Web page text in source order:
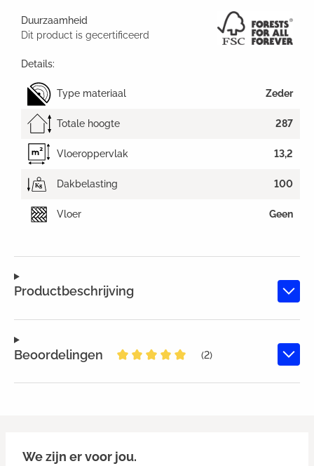
Productbeschrijving
Beoordelingen
(2)
Duurzaamheid
Dit product is gecertificeerd
Details:
Type materiaal Zeder
Totale hoogte 287
Vloeroppervlak 13,2
Dakbelasting 100
Vloer Geen
We zijn er voor jou.